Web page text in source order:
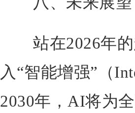
站在2026年的
入“智能增强”（
2030年，AI将为